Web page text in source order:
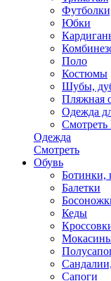
Юбки
Поло
Костюмы
Шубы,
Пляжная
Одежда
Одежда
Смотреть
Обувь
Ботинки,
Балетки
Кеды
Сапоги